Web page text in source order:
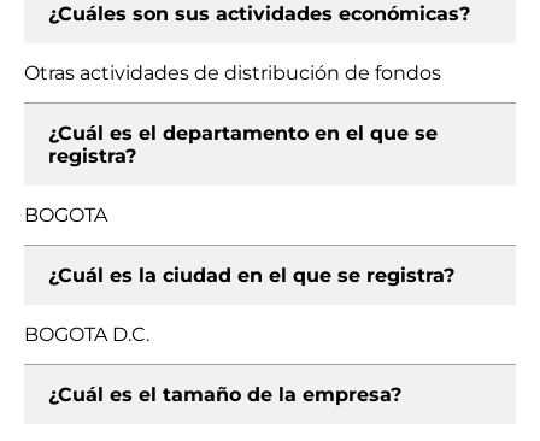
¿Cuáles son sus actividades económicas?
Otras actividades de distribución de fondos
¿Cuál es el departamento en el que se
registra?
BOGOTA
¿Cuál es la ciudad en el que se registra?
BOGOTA D.C.
¿Cuál es el tamaño de la empresa?